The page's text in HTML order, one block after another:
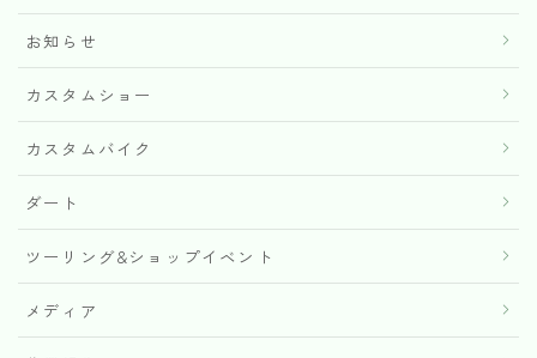
お知らせ
カスタムショー
カスタムバイク
ダート
ツーリング&ショップイベント
メディア